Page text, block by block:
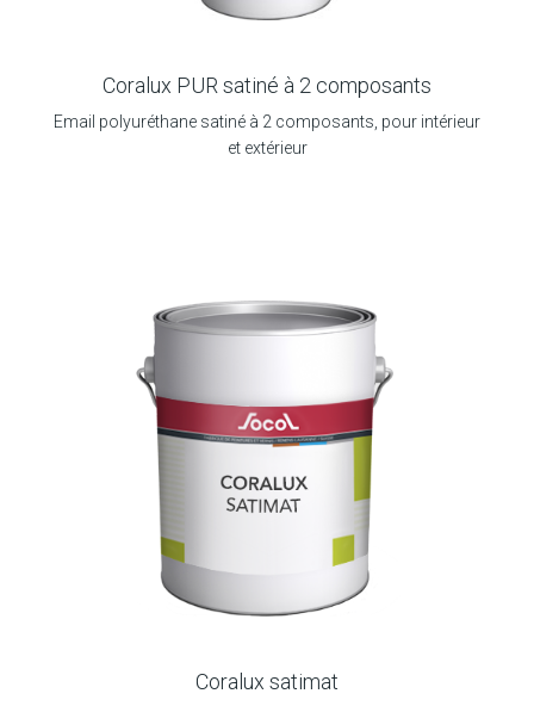
Coralux PUR satiné à 2 composants
Email polyuréthane satiné à 2 composants, pour intérieur
et extérieur
Coralux satimat